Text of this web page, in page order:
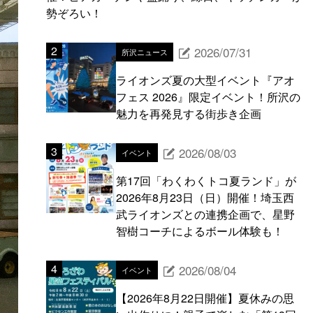
勢ぞろい！
所沢ニュース 2026/07/31
ライオンズ夏の大型イベント『アオ
フェス 2026』限定イベント！所沢の
魅力を再発見する街歩き企画
イベント 2026/08/03
第17回「わくわくトコ夏ランド」が
2026年8月23日（日）開催！埼玉西
武ライオンズとの連携企画で、星野
智樹コーチによるボール体験も！
イベント 2026/08/04
【2026年8月22日開催】夏休みの思